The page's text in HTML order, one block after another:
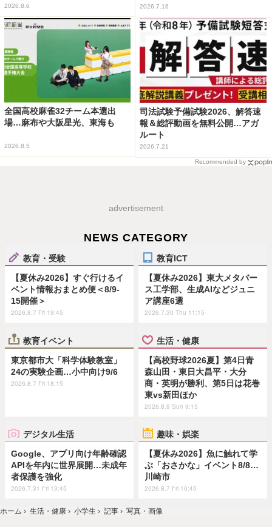
2026.8.6 2026.7.16
全国高校麻雀32チーム本選出
場…麻布や大阪星光、東海も
2026.8.5
司法試験予備試験2026、解答速
報＆総評動画を無料公開…アガ
ルート
2026.7.21
Recommended by
advertisement
NEWS CATEGORY
教育・受験
【夏休み2026】すぐ行けるイ
ベント情報おまとめ便＜8/9-
15開催＞
2026.8.7 Fri 19:45
教育ICT
【夏休み2026】東大メタバー
ス工学部、生成AIなどジュニ
ア講座6選
2026.7.30 Thu 11:15
教育イベント
東京都市大「科学体験教室」
24の実験企画…小中向け9/6
2026.8.7 Fri 18:15
生活・健康
【高校野球2026夏】第4日青
森山田・東日大昌平・大分
商・英明が勝利、第5日は花巻
東vs新田ほか
2026.8.9 Sun 9:15
デジタル生活
Google、アプリ向け年齢確認
APIを年内に世界展開…未成年
者保護を強化
2026.7.31 Fri 13:45
趣味・娯楽
【夏休み2026】魚に触れて学
ぶ「おさかな」イベント8/8…
川崎市
2026.8.7 Fri 10:45
ホーム › 生活・健康 › 小学生 › 記事 › 写真・画像